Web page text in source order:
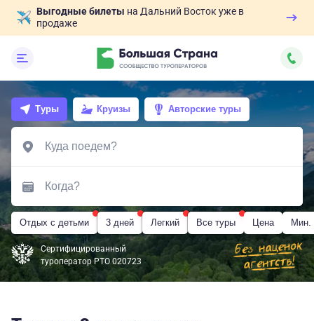
Выгодные билеты на Дальний Восток уже в
продаже
Туры Круизы Авторские туры
Отдых с детьми 3 дней Легкий Все туры Цена Мин.
Сертифицированный
туроператор РТО 020723